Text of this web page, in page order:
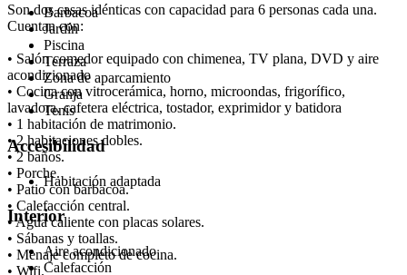
Son dos casas idénticas con capacidad para 6 personas cada una.
Cuentan con:
• Salón comedor equipado con chimenea, TV plana, DVD y aire
acondicionado
• Cocina con vitrocerámica, horno, microondas, frigorífico,
lavadora, cafetera eléctrica, tostador, exprimidor y batidora
• 1 habitación de matrimonio.
• 2 habitaciones dobles.
• 2 baños.
• Porche.
• Patio con barbacoa.
• Calefacción central.
• Agua caliente con placas solares.
• Sábanas y toallas.
• Menaje completo de cocina.
• Wifi.
Barbacoa
Jardín
Piscina
Terraza
Zona de aparcamiento
Granja
Tenis
Accesibilidad
Habitación adaptada
Interior
Aire acondicionado
Calefacción